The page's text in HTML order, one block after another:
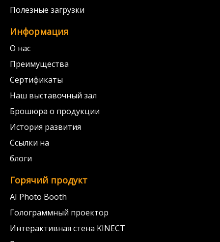
Полезные загрузки
Информация
О нас
Преимущества
Сертификаты
Наш выставочный зал
Брошюра о продукции
История развития
Ссылки на
блоги
Горячий продукт
AI Photo Booth
Голограммный проектор
Интерактивная стена KINECT